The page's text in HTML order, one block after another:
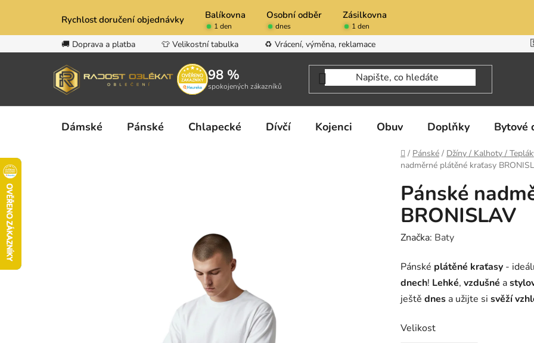
obsah
Rychlost doručení objednávky Balíkovna Osobní odběr Zásilkovna
1 den dnes 1 den
🚚 Doprava a platba 👕 Velikostní tabulka ♻️ Vrácení, výměna, reklamace
98 %
spokojených zákazníků
Dámské Pánské Chlapecké Dívčí Kojenci Obuv Doplňky Bytové
Domů
/ Pánské / Džíny / Kalhoty /
nadměrné plátěné kraťasy
Pánské
BRONISLAV
Značka: Baty
Pánské plátěné kraťasy -
dnech! Lehké, vzdušné a
ještě dnes a užijte si svěží
Velikost